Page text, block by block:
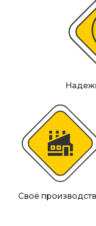
Сферические
Светодиодные
ограждения
Материалы
Знаки
Знаки
Дорожное
Своё